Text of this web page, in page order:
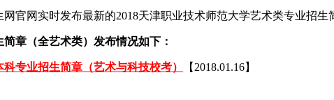
官网实时发布最新的2018天津职业技术师范大学艺术类专业招生
章（全艺术类）发布情况如下：
专业招生简章（艺术与科技校考） 【2018.01.16】